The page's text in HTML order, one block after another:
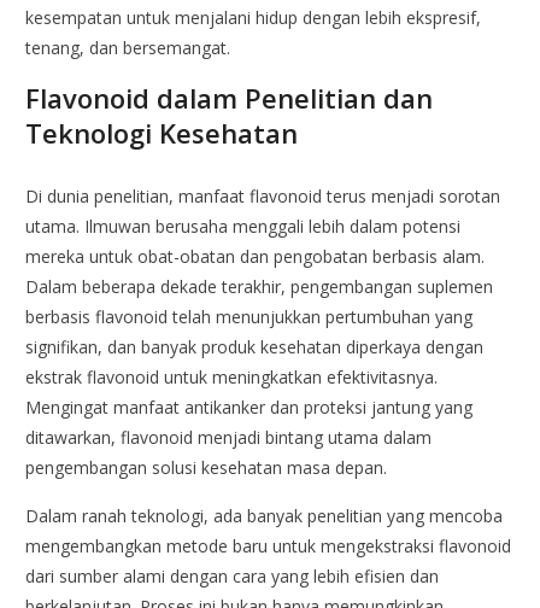
kesempatan untuk menjalani hidup dengan lebih ekspresif,
tenang, dan bersemangat.
Flavonoid dalam Penelitian dan
Teknologi Kesehatan
Di dunia penelitian, manfaat flavonoid terus menjadi sorotan
utama. Ilmuwan berusaha menggali lebih dalam potensi
mereka untuk obat-obatan dan pengobatan berbasis alam.
Dalam beberapa dekade terakhir, pengembangan suplemen
berbasis flavonoid telah menunjukkan pertumbuhan yang
signifikan, dan banyak produk kesehatan diperkaya dengan
ekstrak flavonoid untuk meningkatkan efektivitasnya.
Mengingat manfaat antikanker dan proteksi jantung yang
ditawarkan, flavonoid menjadi bintang utama dalam
pengembangan solusi kesehatan masa depan.
Dalam ranah teknologi, ada banyak penelitian yang mencoba
mengembangkan metode baru untuk mengekstraksi flavonoid
dari sumber alami dengan cara yang lebih efisien dan